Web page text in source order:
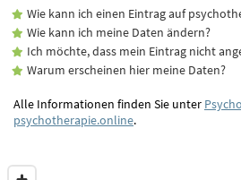
Wie kann ich einen Eintrag auf
Wie kann ich meine Daten ändern?
Ich möchte, dass mein Eintrag nicht
Warum erscheinen hier meine Daten?
Alle Informationen finden Sie unter
psychotherapie.online.